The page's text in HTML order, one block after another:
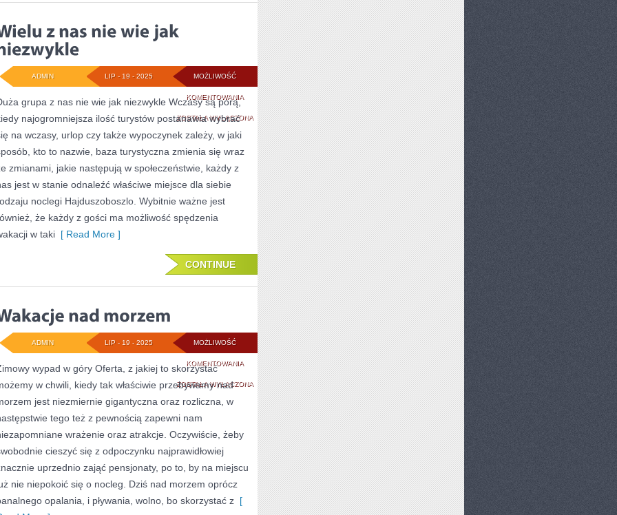
MOŻLIWOŚĆ
KOMENTOWANIAWIELU
Z
NIEZWYKLE
ZOSTAŁA WYŁĄCZONA
LIP - 19 - 2025
ADMIN
grupa z nas nie wie jak niezwykle Wczasy są porą,
najogromniejsza ilość turystów postanawia wybrać
na wczasy, urlop czy także wypoczynek zależy, w jaki
kto to nazwie, baza turystyczna zmienia się wraz
zmianami, jakie następują w społeczeństwie, każdy z
jest w stanie odnaleźć właściwe miejsce dla siebie
noclegi Hajduszoboszlo. Wybitnie ważne jest
że każdy z gości ma możliwość spędzenia
w taki [ Read More ]
CONTINUE
MOŻLIWOŚĆ
KOMENTOWANIAWAKACJE
NAD
MORZEM
ZOSTAŁA WYŁĄCZONA
LIP - 19 - 2025
ADMIN
wypad w góry Oferta, z jakiej to skorzystać
w chwili, kiedy tak właściwie przebywamy nad
jest niezmiernie gigantyczna oraz rozliczna, w
tego też z pewnością zapewni nam
wrażenie oraz atrakcje. Oczywiście, żeby
cieszyć się z odpoczynku najprawidłowiej
uprzednio zająć pensjonaty, po to, by na miejscu
nie niepokoić się o nocleg. Dziś nad morzem oprócz
opalania, i pływania, wolno, bo skorzystać z [